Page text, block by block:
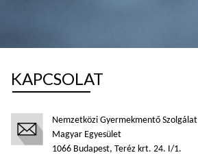
KAPCSOLAT
Nemzetközi Gyermekmentő Szolgálat
Magyar Egyesület
1066 Budapest, Teréz krt. 24. I/1.